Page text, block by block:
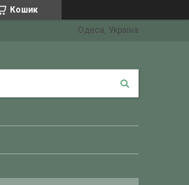
Кошик
Одеса, Україна